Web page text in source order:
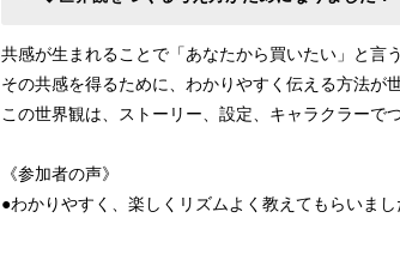
共感が生まれることで「あなたから買いたい」と言
その共感を得るために、わかりやすく伝える方法が
この世界観は、ストーリー、設定、キャラクラーで
《参加者の声》
●わかりやすく、楽しくリズムよく教えてもらいまし